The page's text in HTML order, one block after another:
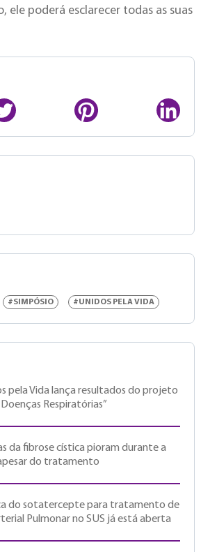
ele poderá esclarecer todas as suas
#SIMPÓSIO #UNIDOS PELA VIDA
pela Vida lança resultados do projeto
Respiratórias”
da fibrose cística pioram durante a
do tratamento
do sotatercepte para tratamento de
Pulmonar no SUS já está aberta